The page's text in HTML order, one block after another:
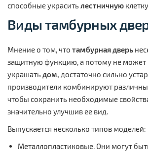
способные украсить лестничную
Виды тамбурных
Мнение о том, что тамбурная дверь
защитную функцию, а потому не может
украшать дом, достаточно сильно
производители комбинируют
чтобы сохранить необходимые
значительно улучшив ее вид.
Выпускается несколько типов моделей:
Металлопластиковые. Они могут